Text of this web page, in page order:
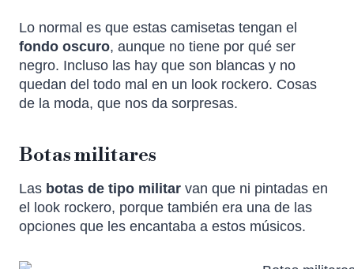
Lo normal es que estas camisetas tengan el
fondo oscuro, aunque no tiene por qué ser
negro. Incluso las hay que son blancas y no
quedan del todo mal en un look rockero. Cosas
de la moda, que nos da sorpresas.
Botas militares
Las botas de tipo militar van que ni pintadas en
el look rockero, porque también era una de las
opciones que les encantaba a estos músicos.